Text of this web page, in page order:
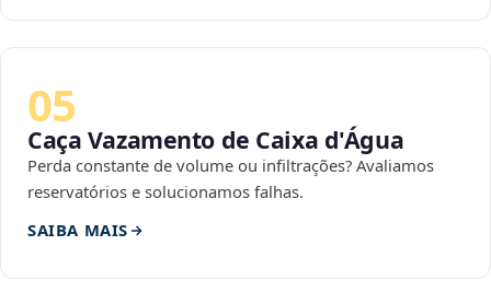
05
Caça Vazamento de Caixa d'Água
Perda constante de volume ou infiltrações? Avaliamos
reservatórios e solucionamos falhas.
SAIBA MAIS